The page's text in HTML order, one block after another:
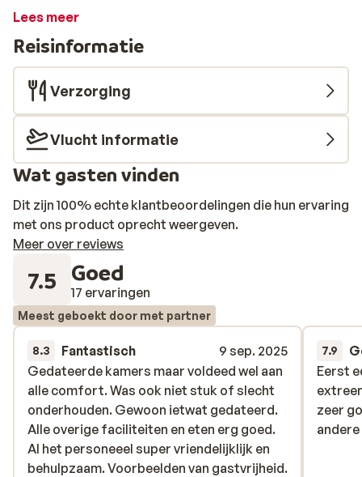
centrum van Rhodos-stad is te voet te bereiken, waar
en keuze hebt uit veel gezellige terrassen. Het hotel
maakt, zoals de naam al doet vermoeden, deel uit van
de Mitsis keten. Dit hotel bestaat uit een hoofdgebouw
en bijgebouwen in de tuin, waar ook een fijn verkoelend
zwembad ligt met daar omheen een groot zonneterras.
Er is geen druk animatieprogramma, maar er wordt
geregeld een gezellige avond georganiseerd waar je
lekker mee kunt zingen met de karaoke of van typisch
Griekse dans kunt genieten. Boek je op basis van all
inclusive dan staat het buffet uitnodigend voor je klaar
en is het smullen van de speciale gerechtjes. Trakteer
jezelf eens op een versgebakken pizza uit de houtoven.
Voor de kinderen is er een apart buffetje en kunnen zij
hun eigen bordje opscheppen. Geniet ervan!
Lees meer
Reisinformatie
Verzorging
Vlucht informatie
Wat gasten vinden
Dit zijn 100% echte klantbeoordelingen die hun ervaring
met ons product oprecht weergeven.
Meer over reviews
7.5 Goed
17 ervaringen
Meest geboekt door met partner
8.3 Fantastisch
9 sep. 2025
Gedateerde kamers maar voldeed wel aan
alle comfort. Was ook niet stuk of slecht
onderhouden. Gewoon ietwat gedateerd.
Alle overige faciliteiten en eten erg goed.
Al het personeeel super vriendelijklijk en
behulpzaam. Voorbeelden van gastvrijheid.
Gedateerde kamers maar voldeed wel aan
alle comfort. Was ook niet stuk of slecht
onderhouden. Gewoon ietwat gedateerd.
Alle overige faciliteiten en eten erg goed.
Al het personeeel super vriendelijklijk en
behulpzaam. Voorbeelden van gastvrijheid.
7.9
Eerst
zeer
Eerst
zeer